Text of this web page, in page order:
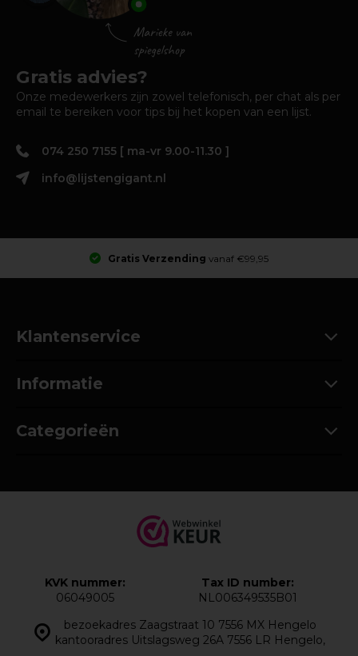
Gratis advies?
Onze medewerkers zijn zowel telefonisch, per chat als per
email te bereiken voor tips bij het kopen van een lijst.
074 250 7155 [ ma-vr 9.00-11.30 ]
info@lijstengigant.nl
Gratis Verzending vanaf €99,95
Klantenservice
Informatie
Categorieën
bezoekadres Zaagstraat 10 7556 MX Hengelo
kantooradres Uitslagsweg 26A 7556 LR Hengelo,
KVK nummer:
06049005
Tax ID number:
NL006349535B01